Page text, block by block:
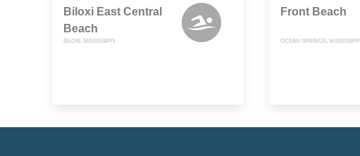
Biloxi East Central
Beach
BILOXI, MISSISSIPPI
Front Beach
OCEAN SPRINGS, MISSISSIPPI